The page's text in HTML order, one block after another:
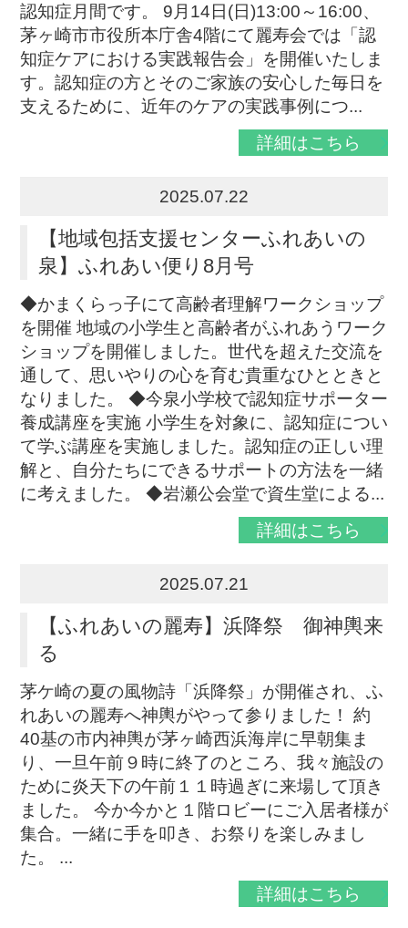
認知症月間です。 9月14日(日)13:00～16:00、
茅ヶ崎市市役所本庁舎4階にて麗寿会では「認
知症ケアにおける実践報告会」を開催いたしま
す。認知症の方とそのご家族の安心した毎日を
支えるために、近年のケアの実践事例につ...
詳細はこちら
2025.07.22
【地域包括支援センターふれあいの
泉】ふれあい便り8月号
◆かまくらっ子にて高齢者理解ワークショップ
を開催 地域の小学生と高齢者がふれあうワーク
ショップを開催しました。世代を超えた交流を
通して、思いやりの心を育む貴重なひとときと
なりました。 ◆今泉小学校で認知症サポーター
養成講座を実施 小学生を対象に、認知症につい
て学ぶ講座を実施しました。認知症の正しい理
解と、自分たちにできるサポートの方法を一緒
に考えました。 ◆岩瀬公会堂で資生堂による...
詳細はこちら
2025.07.21
【ふれあいの麗寿】浜降祭 御神輿来
る
茅ケ崎の夏の風物詩「浜降祭」が開催され、ふ
れあいの麗寿へ神輿がやって参りました！ 約
40基の市内神輿が茅ヶ崎西浜海岸に早朝集ま
り、一旦午前９時に終了のところ、我々施設の
ために炎天下の午前１１時過ぎに来場して頂き
ました。 今か今かと１階ロビーにご入居者様が
集合。一緒に手を叩き、お祭りを楽しみまし
た。 ...
詳細はこちら